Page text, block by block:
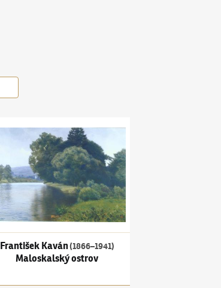
František Kaván(1866–1941)
Maloskalský ostrov